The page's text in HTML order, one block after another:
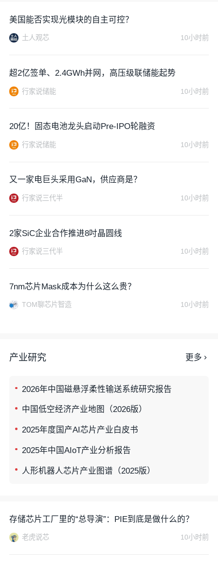
美国能否实现光模块的自主可控？
土人观芯 10小时前
超2亿签单、2.4GWh并网，高压级联储能起势
行家说储能 10小时前
20亿！固态电池龙头启动Pre-IPO轮融资
行家说储能 10小时前
又一家电巨头采用GaN，供应商是？
行家说三代半 10小时前
2家SiC企业合作推进8吋晶圆线
行家说三代半 10小时前
7nm芯片Mask成本为什么这么贵？
TOM聊芯片智造 10小时前
产业研究 更多
2026年中国磁悬浮柔性输送系统研究报告
中国低空经济产业地图（2026版）
2025年度国产AI芯片产业白皮书
2025年中国AIoT产业分析报告
人形机器人芯片产业图谱（2025版）
存储芯片工厂里的“总导演”：PIE到底是做什么的？
老虎说芯 10小时前